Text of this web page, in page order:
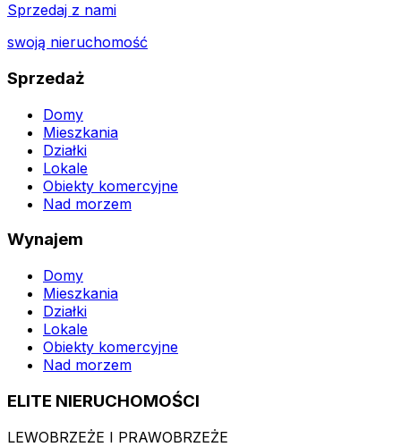
Sprzedaj z nami
swoją nieruchomość
Sprzedaż
Domy
Mieszkania
Działki
Lokale
Obiekty komercyjne
Nad morzem
Wynajem
Domy
Mieszkania
Działki
Lokale
Obiekty komercyjne
Nad morzem
ELITE NIERUCHOMOŚCI
LEWOBRZEŻE I PRAWOBRZEŻE